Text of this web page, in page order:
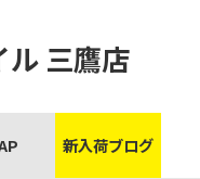
ル 三鷹店
新入荷ブログ